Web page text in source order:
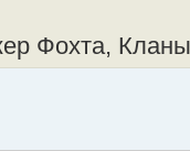
Фохта,